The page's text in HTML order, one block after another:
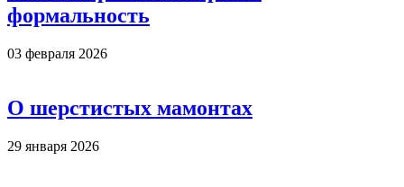
формальность
03 февраля 2026
О шерстистых мамонтах
29 января 2026